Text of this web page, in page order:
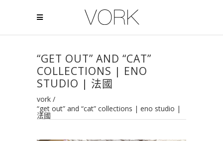
“GET OUT” AND “CAT”
COLLECTIONS | ENO
STUDIO | 法國
vork /
“get out” and “cat” collections | eno studio |
法國